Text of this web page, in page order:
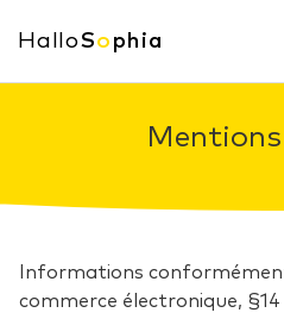
HalloSo phia
Informations
commerce électronique, §14